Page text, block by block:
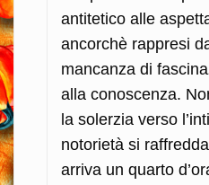
antitetico alle
ancorchè rappresi
mancanza di
alla conoscenza.
la solerzia verso
notorietà si
arriva un quarto